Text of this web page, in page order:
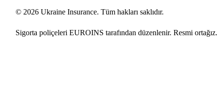
© 2026 Ukraine Insurance. Tüm hakları saklıdır.
Sigorta poliçeleri EUROINS tarafından düzenlenir. Resmi ortağız.